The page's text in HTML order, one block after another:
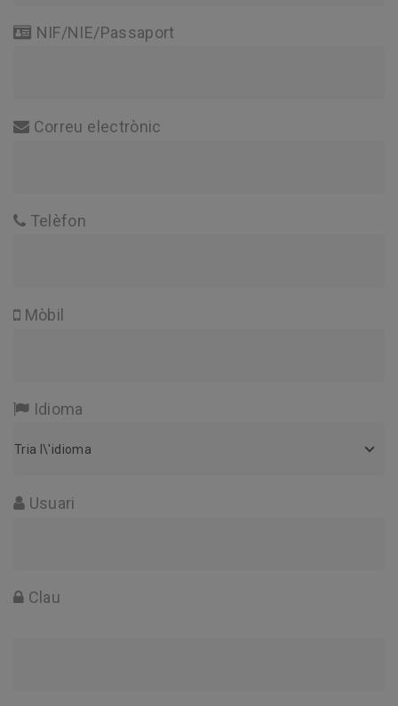
NIF/NIE/Passaport
Correu electrònic
Telèfon
Mòbil
Idioma
Tria l\'idioma
Usuari
Clau